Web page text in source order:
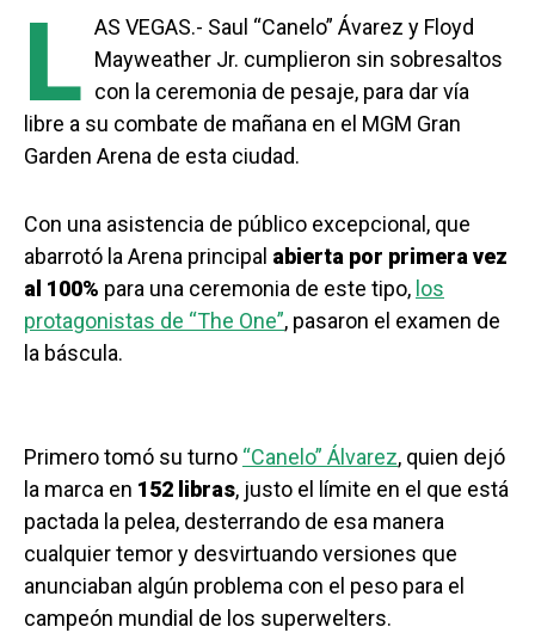
L AS VEGAS.- Saul “Canelo” Ávarez y Floyd
Mayweather Jr. cumplieron sin sobresaltos
con la ceremonia de pesaje, para dar vía
libre a su combate de mañana en el MGM Gran
Garden Arena de esta ciudad.
Con una asistencia de público excepcional, que
abarrotó la Arena principal abierta por primera vez
al 100% para una ceremonia de este tipo, los
protagonistas de “The One”, pasaron el examen de
la báscula.
Primero tomó su turno “Canelo” Álvarez, quien dejó
la marca en 152 libras, justo el límite en el que está
pactada la pelea, desterrando de esa manera
cualquier temor y desvirtuando versiones que
anunciaban algún problema con el peso para el
campeón mundial de los superwelters.